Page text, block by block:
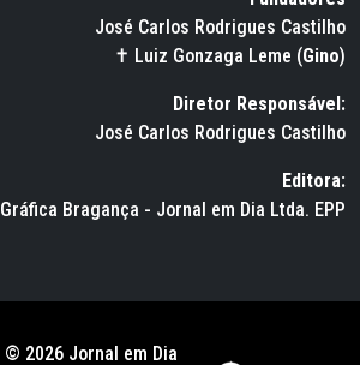
José Carlos Rodrigues Castilho
✝ Luiz Gonzaga Leme (Gino)
Diretor Responsável:
José Carlos Rodrigues Castilho
Editora:
Gráfica Bragança - Jornal em Dia Ltda. EPP
© 2026 Jornal em Dia